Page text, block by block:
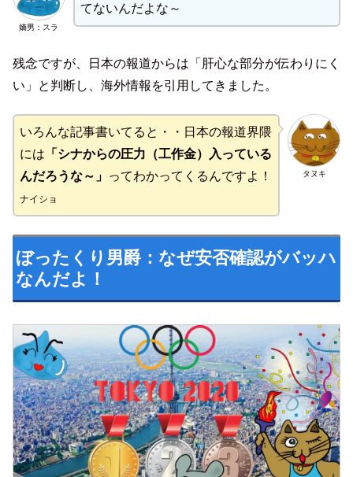
嫡男：スラ
てないんだよな～
残念ですが、日本の報道からは「肝心な部分が伝わりにく
い」と判断し、海外情報を引用してきました。
タヌキ
いろんな記事書いてると・・日本の報道界隈
には 「シナからの圧力（工作金）入っている
んだろうな～」 ってわかってくるんですよ！
ナイショ
ぼったくり男爵：なぜ安否確認がバッハ
なんだよ！